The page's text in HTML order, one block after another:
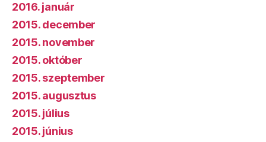
2016. január
2015. december
2015. november
2015. október
2015. szeptember
2015. augusztus
2015. július
2015. június